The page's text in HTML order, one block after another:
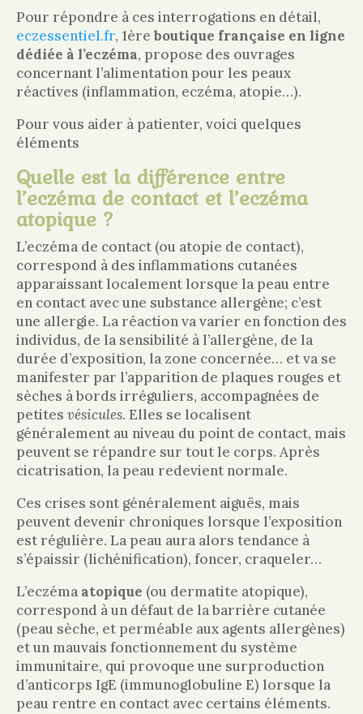
Pour répondre à ces interrogations en détail,
eczessentiel.fr, 1ère boutique française en ligne
dédiée à l’eczéma, propose des ouvrages
concernant l’alimentation pour les peaux
réactives (inflammation, eczéma, atopie…).
Pour vous aider à patienter, voici quelques
éléments
Quelle est la différence entre
l’eczéma de contact et l’eczéma
atopique ?
L’eczéma de contact (ou atopie de contact),
correspond à des inflammations cutanées
apparaissant localement lorsque la peau entre
en contact avec une substance allergène; c’est
une allergie. La réaction va varier en fonction des
individus, de la sensibilité à l’allergène, de la
durée d’exposition, la zone concernée… et va se
manifester par l’apparition de plaques rouges et
sèches à bords irréguliers, accompagnées de
petites vésicules. Elles se localisent
généralement au niveau du point de contact, mais
peuvent se répandre sur tout le corps. Après
cicatrisation, la peau redevient normale.
Ces crises sont généralement aiguës, mais
peuvent devenir chroniques lorsque l’exposition
est régulière. La peau aura alors tendance à
s’épaissir (lichénification), foncer, craqueler…
L’eczémaatopique (ou dermatite atopique),
correspond à un défaut de la barrière cutanée
(peau sèche, et perméable aux agents allergènes)
et un mauvais fonctionnement du système
immunitaire, qui provoque une surproduction
d’anticorps IgE (immunoglobuline E) lorsque la
peau rentre en contact avec certains éléments.